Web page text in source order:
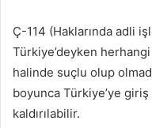
Ç-114 (Haklarında adli
Türkiye’deyken
halinde suçlu olup
boyunca Türkiye’ye giriş
kaldırılabilir.